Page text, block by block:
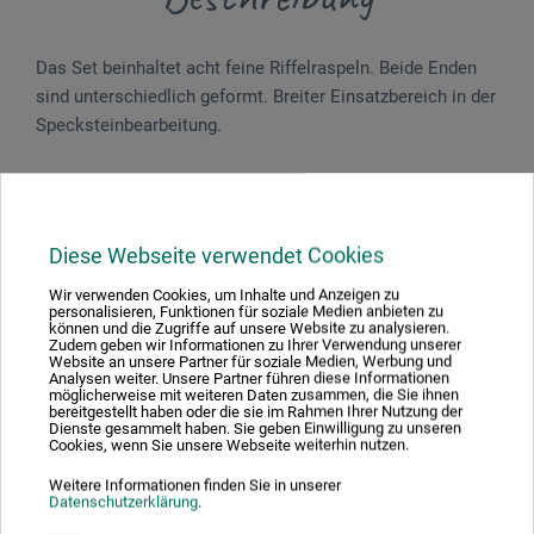
Diese Webseite verwendet Cookies
Wir verwenden Cookies, um Inhalte und Anzeigen zu
personalisieren, Funktionen für soziale Medien anbieten zu
können und die Zugriffe auf unsere Website zu analysieren.
Zudem geben wir Informationen zu Ihrer Verwendung unserer
Website an unsere Partner für soziale Medien, Werbung und
Analysen weiter. Unsere Partner führen diese Informationen
möglicherweise mit weiteren Daten zusammen, die Sie ihnen
bereitgestellt haben oder die sie im Rahmen Ihrer Nutzung der
Dienste gesammelt haben. Sie geben Einwilligung zu unseren
Cookies, wenn Sie unsere Webseite weiterhin nutzen.
Weitere Informationen finden Sie in unserer
Datenschutzerklärung.
Das Set beinhaltet acht feine Riffelraspeln. Beide Enden
sind unterschiedlich geformt. Breiter Einsatzbereich in der
Specksteinbearbeitung.
Produktbewertungen (0)
Schreiben Sie die erste Bewertung zu diesem Produkt
JETZT PRODUKT BEWERTEN